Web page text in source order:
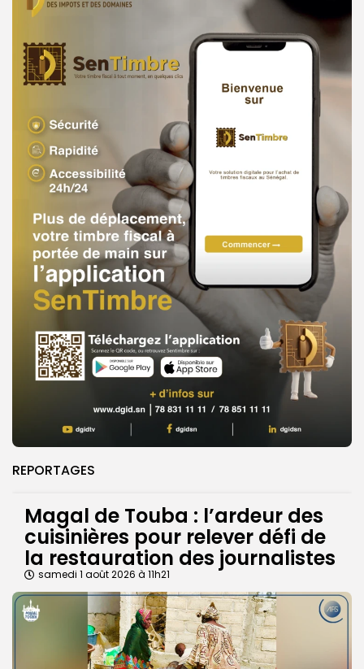
REPORTAGES
Magal de Touba : l’ardeur des
cuisinières pour relever défi de
la restauration des journalistes
samedi 1 août 2026 à 11h21